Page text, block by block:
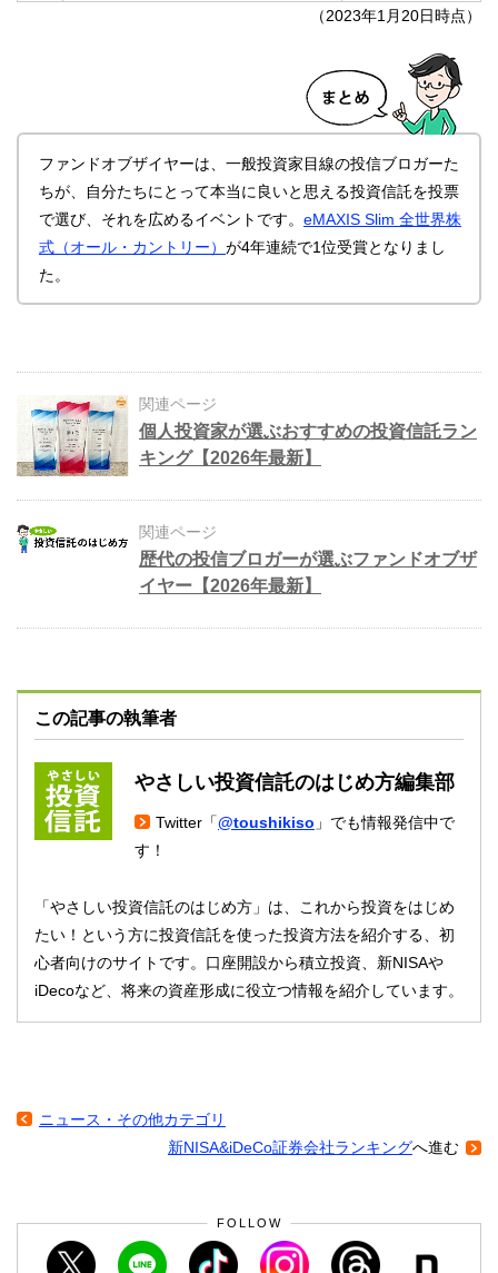
（2023年1月20日時点）
ファンドオブザイヤーは、一般投資家目線の投信ブロガーた
ちが、自分たちにとって本当に良いと思える投資信託を投票
で選び、それを広めるイベントです。 eMAXIS Slim 全世界株
式（オール・カントリー） が4年連続で1位受賞となりまし
た。
関連ページ
個人投資家が選ぶおすすめの投資信託ラン
キング【2026年最新】
関連ページ
歴代の投信ブロガーが選ぶファンドオブザ
イヤー【2026年最新】
この記事の執筆者
やさしい投資信託のはじめ方編集部
Twitter「@toushikiso 」でも情報発信中で
す！
「やさしい投資信託のはじめ方」は、これから投資をはじめ
たい！という方に投資信託を使った投資方法を紹介する、初
心者向けのサイトです。口座開設から積立投資、新NISAや
iDecoなど、将来の資産形成に役立つ情報を紹介しています。
ニュース・その他カテゴリ
新NISA&iDeCo証券会社ランキングへ進む
FOLLOW